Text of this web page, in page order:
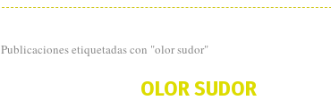
Publicaciones etiquetadas con "olor sudor"
OLOR SUDOR